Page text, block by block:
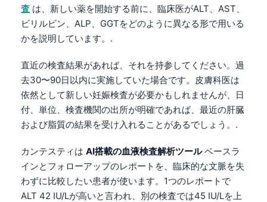
査 は、新しい薬を開始する前に、臨床医がALT、AST、
ビリルビン、ALP、GGTをどのように異なる形で用いる
かを説明しています。.
直近の検査結果があれば、それを持参してください。過
去30〜90日以内に実施していた場合です。皮膚科医は
依然として新しい妊娠検査が必要かもしれませんが、日
付、単位、検査機関の出所が明確であれば、最近の肝臓
および脂質の結果を受け入れることがあるでしょう。.
カンテスティは AI搭載の血液検査解析ツールベースラ
インとフォローアップのレポートを、臨床的な文脈を失
わずに比較したい患者が使います。1つのレポートで
ALT 42 IU/Lが高いと言われ、別の検査では45 IU/Lを上
Dansk
Nederlands
हिन्दी
Bahasa Indonesia
Հայերեն
Íslenska
Српски језик
Azərbaycan dili